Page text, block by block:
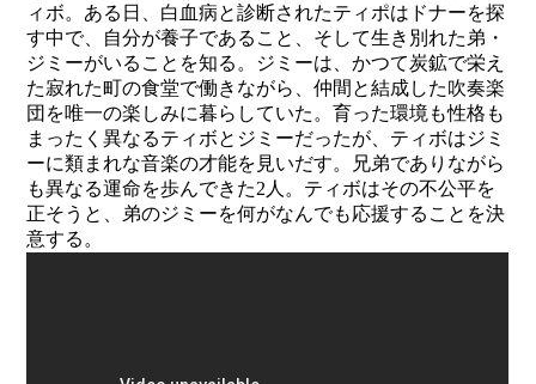
ィボ。ある日、白血病と診断されたティポはドナーを探
す中で、自分が養子であること、そして生き別れた弟・
ジミーがいることを知る。ジミーは、かつて炭鉱で栄え
た寂れた町の食堂で働きながら、仲間と結成した吹奏楽
団を唯一の楽しみに暮らしていた。育った環境も性格も
まったく異なるティボとジミーだったが、ティボはジミ
ーに類まれな音楽の才能を見いだす。兄弟でありながら
も異なる運命を歩んできた2人。ティボはその不公平を
正そうと、弟のジミーを何がなんでも応援することを決
意する。